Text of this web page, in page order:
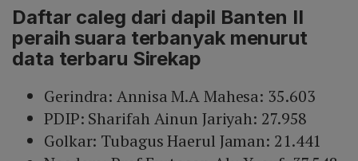
Daftar caleg dari dapil Banten II
peraih suara terbanyak menurut
data terbaru Sirekap
Gerindra: Annisa M.A Mahesa: 35.603
PDIP: Sharifah Ainun Jariyah: 27.958
Golkar: Tubagus Haerul Jaman: 21.441